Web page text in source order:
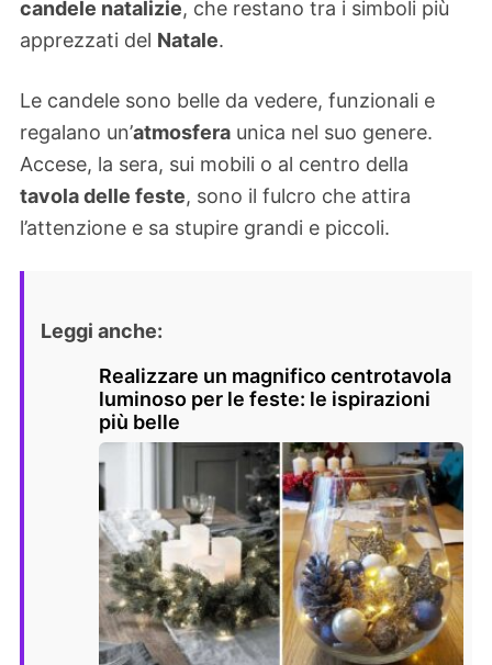
candele natalizie, che restano tra i simboli più
apprezzati del Natale.
Le candele sono belle da vedere, funzionali e
regalano un’atmosfera unica nel suo genere.
Accese, la sera, sui mobili o al centro della
tavola delle feste, sono il fulcro che attira
l’attenzione e sa stupire grandi e piccoli.
Leggi anche:
Realizzare un magnifico centrotavola
luminoso per le feste: le ispirazioni
più belle